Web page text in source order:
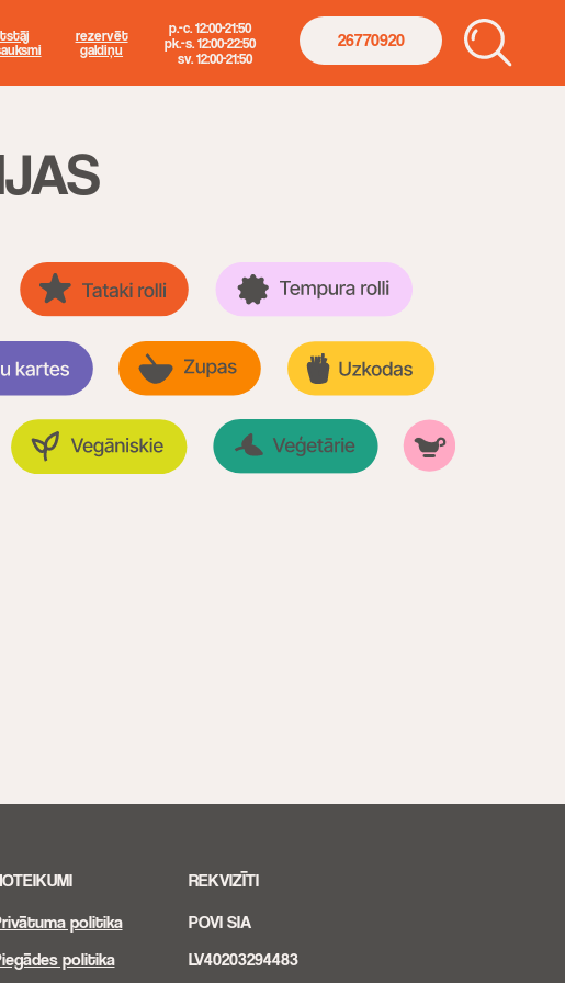
pk.-s. 12:00-22:50
sv. 12:00-21:50
26770920
politika
politika
REKVIZĪTI
POVI SIA
LV40203294483